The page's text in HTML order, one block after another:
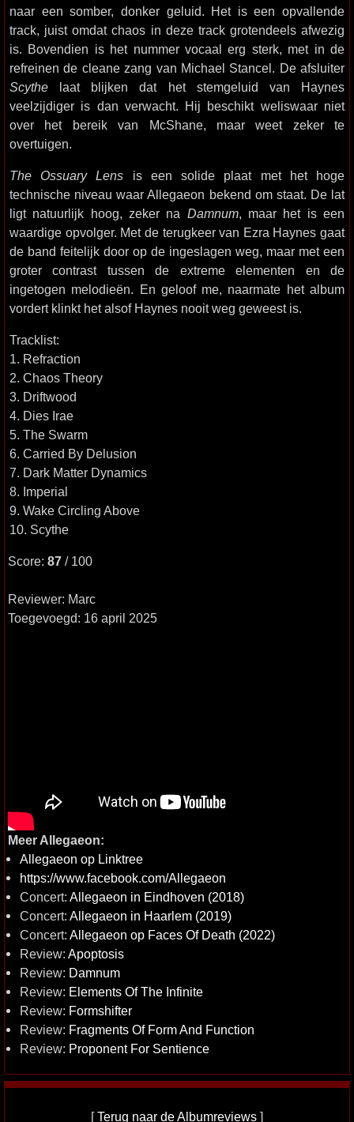
naar een somber, donker geluid. Het is een opvallende
track, juist omdat chaos in deze track grotendeels afwezig
is. Bovendien is het nummer vocaal erg sterk, met in de
refreinen de cleane zang van Michael Stancel. De afsluiter
Scythe laat blijken dat het stemgeluid van Haynes
veelzijdiger is dan verwacht. Hij beschikt weliswaar niet
over het bereik van McShane, maar weet zeker te
overtuigen.
The Ossuary Lens is een solide plaat met het hoge
technische niveau waar Allegaeon bekend om staat. De lat
ligt natuurlijk hoog, zeker na Damnum, maar het is een
waardige opvolger. Met de terugkeer van Ezra Haynes gaat
de band feitelijk door op de ingeslagen weg, maar met een
groter contrast tussen de extreme elementen en de
ingetogen melodieën. En geloof me, naarmate het album
vordert klinkt het alsof Haynes nooit weg geweest is.
Tracklist:
1. Refraction
2. Chaos Theory
3. Driftwood
4. Dies Irae
5. The Swarm
6. Carried By Delusion
7. Dark Matter Dynamics
8. Imperial
9. Wake Circling Above
10. Scythe
Score: 87 / 100
Reviewer: Marc
Toegevoegd: 16 april 2025
Meer Allegaeon:
Allegaeon op Linktree
https://www.facebook.com/Allegaeon
Concert: Allegaeon in Eindhoven (2018)
Concert: Allegaeon in Haarlem (2019)
Concert: Allegaeon op Faces Of Death (2022)
Review: Apoptosis
Review: Damnum
Review: Elements Of The Infinite
Review: Formshifter
Review: Fragments Of Form And Function
Review: Proponent For Sentience
[Terug naar de Albumreviews ]